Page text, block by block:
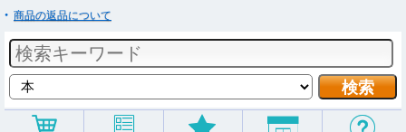
商品の返品について